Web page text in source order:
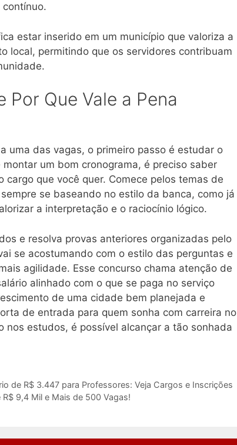
estar inserido em um município que valoriza a
local, permitindo que os servidores contribuam
Por Que Vale a Pena
uma das vagas, o primeiro passo é estudar o
um bom cronograma, é preciso saber
que você quer. Comece pelos temas de
se baseando no estilo da banca, como já
a interpretação e o raciocínio lógico.
e resolva provas anteriores organizadas pelo
se acostumando com o estilo das perguntas e
agilidade. Esse concurso chama atenção de
alinhado com o que se paga no serviço
de uma cidade bem planejada e
de entrada para quem sonha com carreira no
nos estudos, é possível alcançar a tão sonhada
de R$ 3.447 para Professores: Veja Cargos e Inscrições
9,4 Mil e Mais de 500 Vagas!